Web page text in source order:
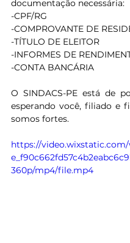
documentação necessária:
-CPF/RG
-COMPROVANTE DE
-TÍTULO DE ELEITOR
-INFORMES DE
-CONTA BANCÁRIA
O SINDACS-PE está de
esperando você, filiado e
somos fortes.
https://
360p/mp4/file.mp4